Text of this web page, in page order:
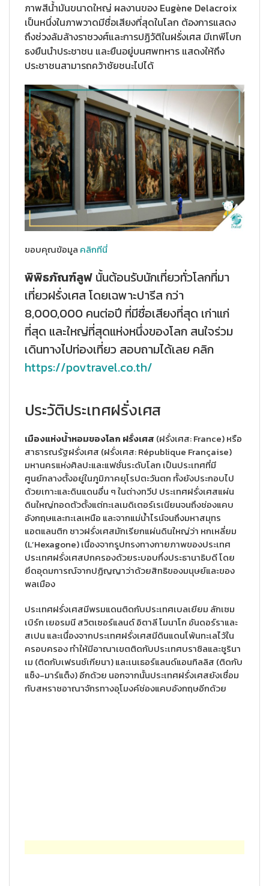
ภาพสีน้ำมันขนาดใหญ่ ผลงานของ Eugène Delacroix
เป็นหนึ่งในภาพวาดมีชื่อเสียงที่สุดในโลก ต้องการแสดง
ถึงช่วงล้มล้างราชวงศ์และการปฏิวัติในฝรั่งเศส มีเทพีโบก
ธงยืนนำประชาชน และยืนอยู่บนศพทหาร แสดงให้ถึง
ประชาชนสามารถคว้าชัยชนะไปได้
ขอบคุณข้อมูล คลิกทีนี่
พิพิธภัณฑ์ลูฟ นั้นต้อนรับนักเที่ยวทั่วโลกที่มา
เที่ยวฝรั่งเศส โดยเฉพาะปารีส กว่า
8,000,000 คนต่อปี ที่มีชื่อเสียงที่สุด เก่าแก่
ที่สุด และใหญ่ที่สุดแห่งหนึ่งของโลก สนใจร่วม
เดินทางไปท่องเที่ยว สอบถามได้เลย คลิก
https://povtravel.co.th/
ประวัติประเทศฝรั่งเศส
เมืองแห่งน้ำหอมของโลก ฝรั่งเศส (ฝรั่งเศส: France) หรือ
สาธารณรัฐฝรั่งเศส (ฝรั่งเศส: République Française)
มหานครแห่งศิลปะและแฟชั่นระดับโลก เป็นประเทศที่มี
ศูนย์กลางตั้งอยู่ในภูมิภาคยุโรปตะวันตก ทั้งยังประกอบไป
ด้วยเกาะและดินแดนอื่น ๆ ในต่างทวีป ประเทศฝรั่งเศสแผ่น
ดินใหญ่ทอดตัวตั้งแต่ทะเลเมดิเตอร์เรเนียนจนถึงช่องแคบ
อังกฤษและทะเลเหนือ และจากแม่น้ำไรน์จนถึงมหาสมุทร
แอตแลนติก ชาวฝรั่งเศสมักเรียกแผ่นดินใหญ่ว่า หกเหลี่ยม
(L’Hexagone) เนื่องจากรูปทรงทางกายภาพของประเทศ
ประเทศฝรั่งเศสปกครองด้วยระบอบกึ่งประธานาธิบดี โดย
ยึดอุดมการณ์จากปฏิญญาว่าด้วยสิทธิของมนุษย์และของ
พลเมือง
ประเทศฝรั่งเศสมีพรมแดนติดกับประเทศเบลเยียม ลักเซม
เบิร์ก เยอรมนี สวิตเซอร์แลนด์ อิตาลี โมนาโก อันดอร์ราและ
สเปน และเนื่องจากประเทศฝรั่งเศสมีดินแดนโพ้นทะเลไว้ใน
ครอบครอง ทำให้มีอาณาเขตติดกับประเทศบราซิลและซูรินา
เม (ติดกับเฟรนช์เกียนา) และเนเธอร์แลนด์แอนทิลลิส (ติดกับ
แซ็ง-มาร์แต็ง) อีกด้วย นอกจากนั้นประเทศฝรั่งเศสยังเชื่อม
กับสหราชอาณาจักรทางอุโมงค์ช่องแคบอังกฤษอีกด้วย